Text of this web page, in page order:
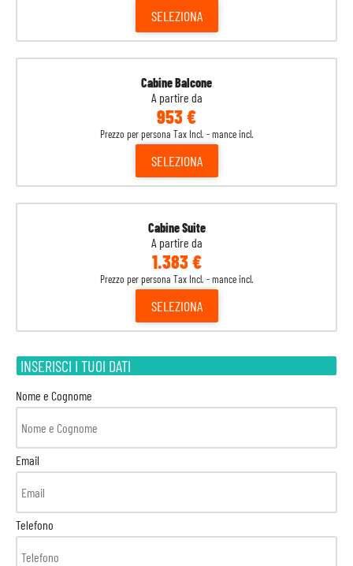
SELEZIONA
Cabine Balcone
A partire da
953 €
Prezzo per persona Tax Incl. - mance incl.
SELEZIONA
Cabine Suite
A partire da
1.383 €
Prezzo per persona Tax Incl. - mance incl.
SELEZIONA
INSERISCI I TUOI DATI
Nome e Cognome
Email
Telefono